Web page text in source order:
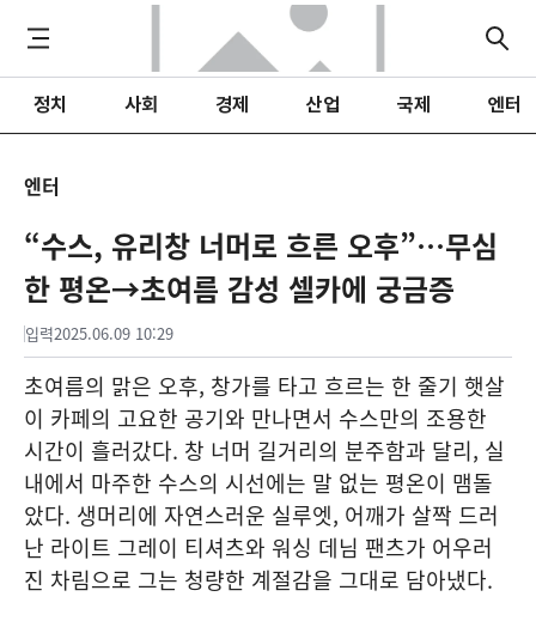
정치 사회 경제 산업 국제 엔터
엔터
“수스, 유리창 너머로 흐른 오후”…무심
한 평온→초여름 감성 셀카에 궁금증
입력2025.06.09 10:29
초여름의 맑은 오후, 창가를 타고 흐르는 한 줄기 햇살
이 카페의 고요한 공기와 만나면서 수스만의 조용한
시간이 흘러갔다. 창 너머 길거리의 분주함과 달리, 실
내에서 마주한 수스의 시선에는 말 없는 평온이 맴돌
았다. 생머리에 자연스러운 실루엣, 어깨가 살짝 드러
난 라이트 그레이 티셔츠와 워싱 데님 팬츠가 어우러
진 차림으로 그는 청량한 계절감을 그대로 담아냈다.